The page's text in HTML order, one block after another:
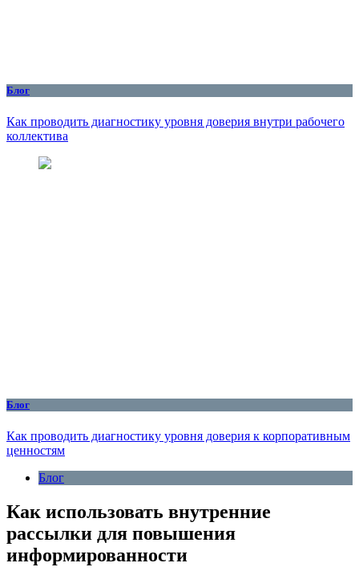
Блог
Как проводить диагностику уровня доверия внутри рабочего
коллектива
Блог
Как проводить диагностику уровня доверия к корпоративным
ценностям
Блог
Как использовать внутренние
рассылки для повышения
информированности